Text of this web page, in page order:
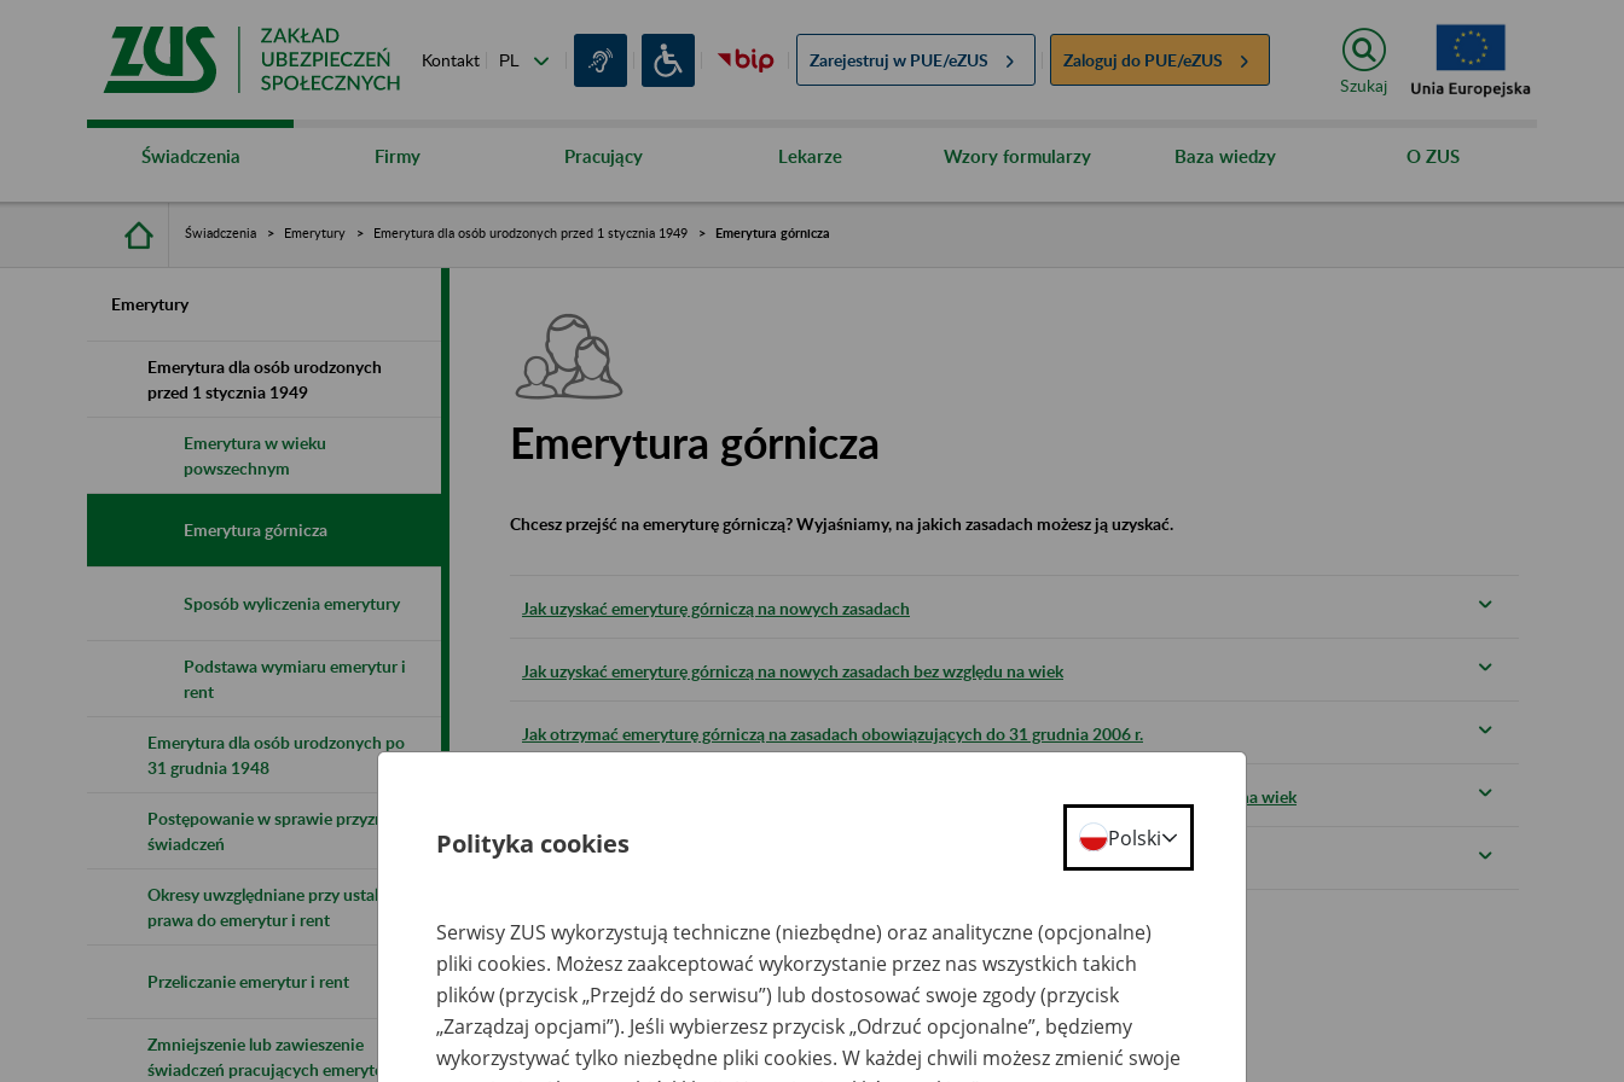
Kontakt Zarejestruj w PUE/eZUS Zaloguj do PUE/eZUS
Szukaj
Świadczenia Firmy Pracujący Lekarze Wzory formularzy Baza wiedzy O ZUS
Świadczenia Emerytury Emerytura dla osób urodzonych przed 1 stycznia 1949 Emerytura górnicza
Emerytury
Emerytura dla osób urodzonych
przed 1 stycznia 1949
Emerytura w wieku
powszechnym
Emerytura górnicza
Sposób wyliczenia emerytury
Podstawa wymiaru emerytur i
rent
Emerytura dla osób urodzonych po
31 grudnia 1948
Postępowanie w sprawie przyznania
świadczeń
Okresy uwzględniane przy ustalaniu
prawa do emerytur i rent
Przeliczanie emerytur i rent
Zmniejszenie lub zawieszenie
świadczeń pracujących emerytów i
Emerytura górnicza
Chcesz przejść na emeryturę górniczą? Wyjaśniamy, na jakich zasadach możesz ją uzyskać.
Jak uzyskać emeryturę górniczą na nowych zasadach
Jak uzyskać emeryturę górniczą na nowych zasadach bez względu na wiek
Jak otrzymać emeryturę górniczą na zasadach obowiązujących do 31 grudnia 2006 r.
Jak otrzymać emeryturę górniczą na zasadach obowiązujących do 31 grudnia 2006 r. bez względu na wiek
Podstawa prawna
Polityka cookies Polski
Serwisy ZUS wykorzystują techniczne (niezbędne) oraz analityczne (opcjonalne)
pliki cookies. Możesz zaakceptować wykorzystanie przez nas wszystkich takich
plików (przycisk „Przejdź do serwisu”) lub dostosować swoje zgody (przycisk
„Zarządzaj opcjami”). Jeśli wybierzesz przycisk „Odrzuć opcjonalne”, będziemy
wykorzystywać tylko niezbędne pliki cookies. W każdej chwili możesz zmienić swoje